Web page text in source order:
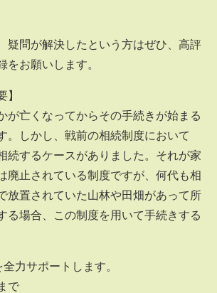
疑問が解決したという方はぜひ、高評
をお願いします。
】
が亡くなってからその手続きが始まる
。しかし、戦前の相続制度において
続するケースがありました。それが家
廃止されている制度ですが、何代も相
放置されていた山林や田畑があって所
る場合、この制度を用いて手続きする
力サポートします。
で